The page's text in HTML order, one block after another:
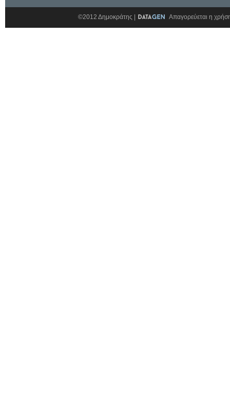
©2012 Δημοκράτης | Απαγορεύεται η